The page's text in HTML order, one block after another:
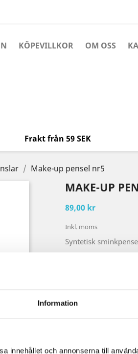
Information
innehållet och annonserna till
KÖPEVILLKOR OM OSS
Frakt från 59 SEK
Make-up pensel nr5
MAKE-UP
89,00 kr
Inkl. moms
Syntetisk
Sista produkten